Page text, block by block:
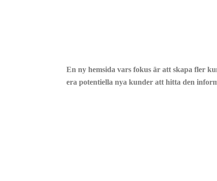
En ny hemsida vars fokus är att skapa fler
era potentiella nya kunder att hitta den